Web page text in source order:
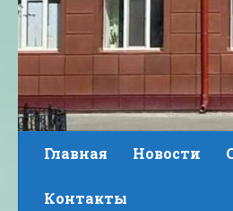
Главная Новости
Контакты